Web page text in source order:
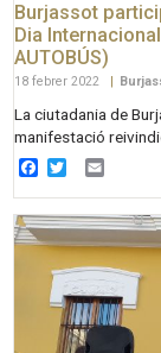
Burjassot
Dia
AUTOBÚS)
18 febrer 2022
La ciutadania de
manifestació
Facebook
Twitter